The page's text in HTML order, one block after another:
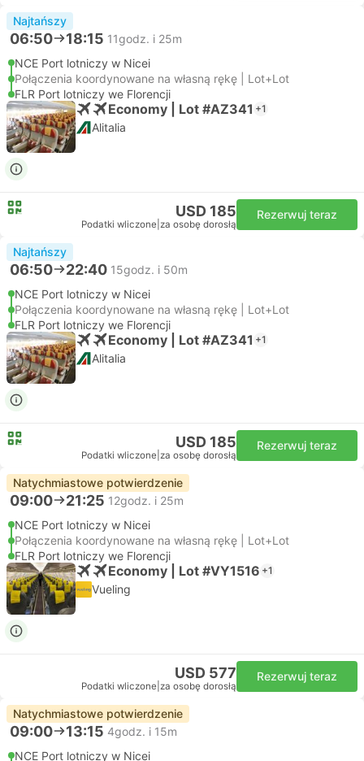
Najtańszy
06:50 18:15 11godz. i 25m
NCE Port lotniczy w Nicei
Połączenia koordynowane na własną rękę | Lot+Lot
FLR Port lotniczy we Florencji
Economy | Lot #AZ341 +1
Alitalia
USD 185
Podatki wliczone za osobę dorosłą
Rezerwuj teraz
Najtańszy
06:50 22:40 15godz. i 50m
NCE Port lotniczy w Nicei
Połączenia koordynowane na własną rękę | Lot+Lot
FLR Port lotniczy we Florencji
Economy | Lot #AZ341 +1
Alitalia
USD 185
Podatki wliczone za osobę dorosłą
Rezerwuj teraz
Natychmiastowe potwierdzenie
09:00 21:25 12godz. i 25m
NCE Port lotniczy w Nicei
Połączenia koordynowane na własną rękę | Lot+Lot
FLR Port lotniczy we Florencji
Economy | Lot #VY1516 +1
Vueling
USD 577
Podatki wliczone za osobę dorosłą
Rezerwuj teraz
Natychmiastowe potwierdzenie
09:00 13:15 4godz. i 15m
NCE Port lotniczy w Nicei